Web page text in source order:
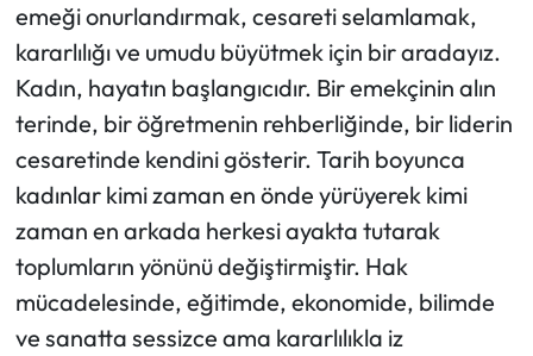
emeği onurlandırmak, cesareti selamlamak,
kararlılığı ve umudu büyütmek için bir aradayız.
Kadın, hayatın başlangıcıdır. Bir emekçinin alın
terinde, bir öğretmenin rehberliğinde, bir liderin
cesaretinde kendini gösterir. Tarih boyunca
kadınlar kimi zaman en önde yürüyerek kimi
zaman en arkada herkesi ayakta tutarak
toplumların yönünü değiştirmiştir. Hak
mücadelesinde, eğitimde, ekonomide, bilimde
ve sanatta sessizce ama kararlılıkla iz